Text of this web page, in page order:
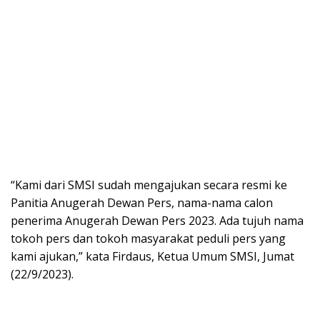
“Kami dari SMSI sudah mengajukan secara resmi ke
Panitia Anugerah Dewan Pers, nama-nama calon
penerima Anugerah Dewan Pers 2023. Ada tujuh nama
tokoh pers dan tokoh masyarakat peduli pers yang
kami ajukan,” kata Firdaus, Ketua Umum SMSI, Jumat
(22/9/2023).